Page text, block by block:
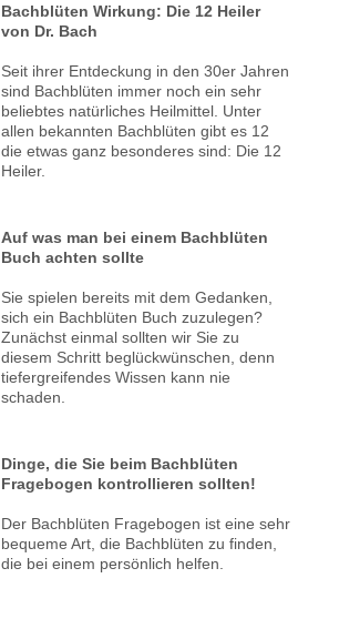
Bachblüten Wirkung: Die 12 Heiler
von Dr. Bach
Seit ihrer Entdeckung in den 30er Jahren
sind Bachblüten immer noch ein sehr
beliebtes natürliches Heilmittel. Unter
allen bekannten Bachblüten gibt es 12
die etwas ganz besonderes sind: Die 12
Heiler.
Auf was man bei einem Bachblüten
Buch achten sollte
Sie spielen bereits mit dem Gedanken,
sich ein Bachblüten Buch zuzulegen?
Zunächst einmal sollten wir Sie zu
diesem Schritt beglückwünschen, denn
tiefergreifendes Wissen kann nie
schaden.
Dinge, die Sie beim Bachblüten
Fragebogen kontrollieren sollten!
Der Bachblüten Fragebogen ist eine sehr
bequeme Art, die Bachblüten zu finden,
die bei einem persönlich helfen.